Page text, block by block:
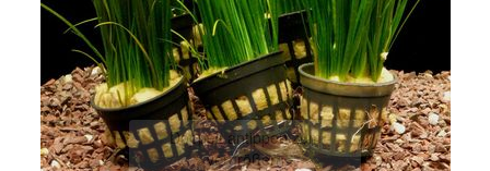
Doppelt antippen zum
vergrößern